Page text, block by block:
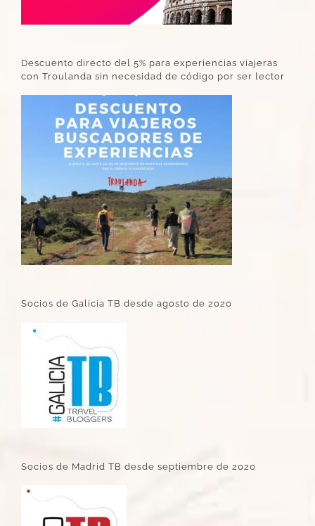
Descuento directo del 5% para experiencias viajeras
con Troulanda sin necesidad de código por ser lector
Socios de Galicia TB desde agosto de 2020
Socios de Madrid TB desde septiembre de 2020